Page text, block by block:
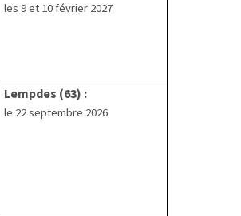
les 9 et 10 février 2027
Lempdes (63) :
le 22 septembre 2026